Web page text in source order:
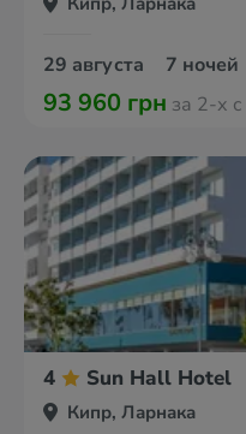
29 августа 7 ночей
93 960 грн за 2-х
4 Sun Hall Hotel
Кипр, Ларнака